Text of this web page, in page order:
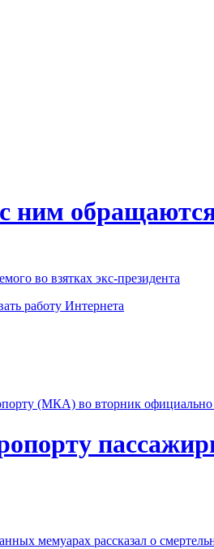
ним
во взятках экс-президента
работу Интернета
мемуарах рассказал о